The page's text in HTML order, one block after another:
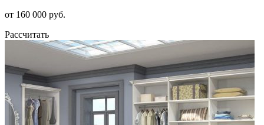
от 160 000 руб.
Рассчитать